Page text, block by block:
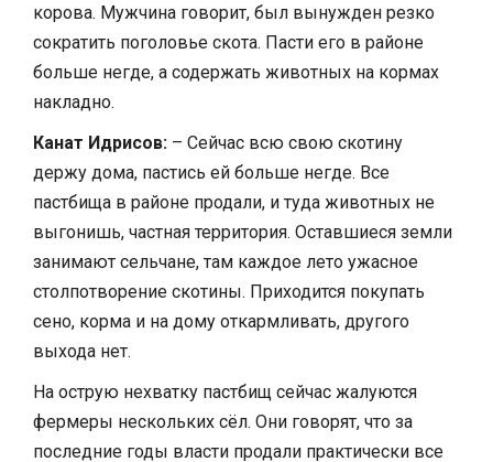
корова. Мужчина говорит, был вынужден резко
сократить поголовье скота. Пасти его в районе
больше негде, а содержать животных на кормах
накладно.
Канат Идрисов: – Сейчас всю свою скотину
держу дома, пастись ей больше негде. Все
пастбища в районе продали, и туда животных не
выгонишь, частная территория. Оставшиеся земли
занимают сельчане, там каждое лето ужасное
столпотворение скотины. Приходится покупать
сено, корма и на дому откармливать, другого
выхода нет.
На острую нехватку пастбищ сейчас жалуются
фермеры нескольких сёл. Они говорят, что за
последние годы власти продали практически все